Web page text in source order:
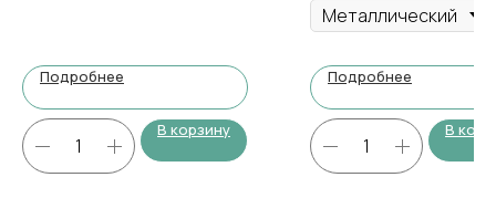
Подробнее
В корзину
Подробнее
В